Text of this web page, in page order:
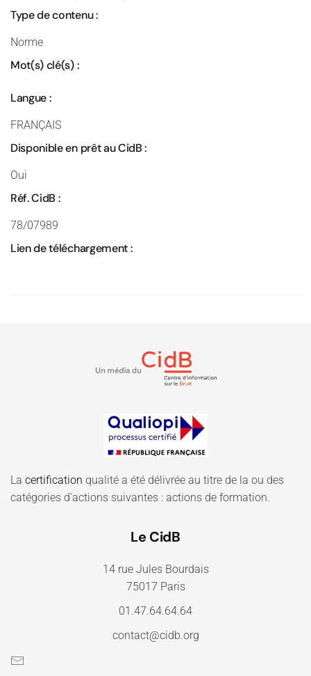
Type de contenu :
Norme
Mot(s) clé(s) :
Langue :
FRANÇAIS
Disponible en prêt au CidB :
Oui
Réf. CidB :
78/07989
Lien de téléchargement :
La certification qualité a été délivrée au titre de la ou des
catégories d'actions suivantes : actions de formation.
Le CidB
14 rue Jules Bourdais
75017 Paris
01.47.64.64.64
contact@cidb.org